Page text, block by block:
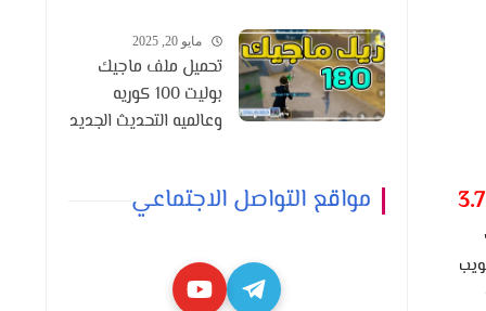
3.7
مايو 20, 2025
تحميل ملف ماجيك
بوليت 100 كوريه
وعالميه التحديث الجديد
مواقع التواصل الاجتماعي